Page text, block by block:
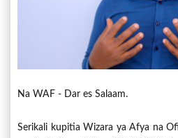
Na WAF - Dar es Salaam.
Serikali kupitia Wizara ya Afya na